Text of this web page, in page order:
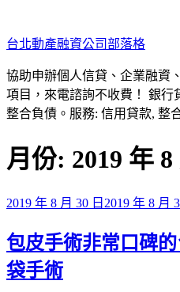
至
主
要
內
容
台北動產融資公司部落格
協助申辦個人信貸、企業融資
項目，來電諮詢不收費！ 銀行
整合負債。服務: 信用貸款, 整
月份: 2019 年 8
發
於
2019 年 8 月 30 日 2019 年 8 月
包皮手術非常口碑
袋手術